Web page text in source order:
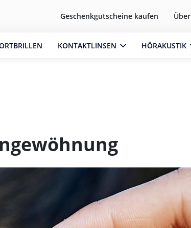
Geschenkgutscheine kaufen Über
KONTAKTLINSEN HÖRAKUSTIK